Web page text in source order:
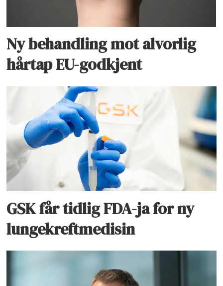
Ny behandling mot alvorlig
hårtap EU-godkjent
GSK får tidlig FDA-ja for ny
lungekreftmedisin